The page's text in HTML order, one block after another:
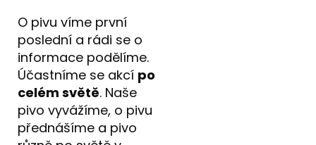
O pivu víme první
poslední a rádi se o
informace podělíme.
Účastníme se akcí po
celém světě. Naše
pivo vyvážíme, o pivu
přednášíme a pivo